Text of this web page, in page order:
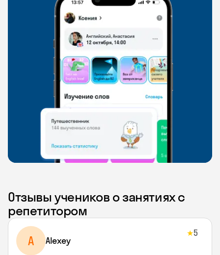
Отзывы учеников о занятиях с
репетитором
A Alexey
★5